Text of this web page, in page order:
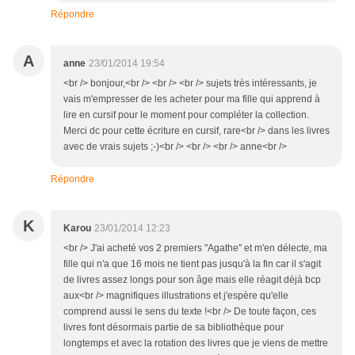
Répondre
A anne 23/01/2014 19:54
<br /> bonjour,<br /> <br /> <br /> sujets très intéressants, je
vais m'empresser de les acheter pour ma fille qui apprend à
lire en cursif pour le moment pour compléter la collection.
Merci dc pour cette écriture en cursif, rare<br /> dans les livres
avec de vrais sujets ;-)<br /> <br /> <br /> anne<br />
Répondre
K Karou 23/01/2014 12:23
<br /> J'ai acheté vos 2 premiers "Agathe" et m'en délecte, ma
fille qui n'a que 16 mois ne tient pas jusqu'à la fin car il s'agit
de livres assez longs pour son âge mais elle réagit déjà bcp
aux<br /> magnifiques illustrations et j'espère qu'elle
comprend aussi le sens du texte !<br /> De toute façon, ces
livres font désormais partie de sa bibliothèque pour
longtemps et avec la rotation des livres que je viens de mettre